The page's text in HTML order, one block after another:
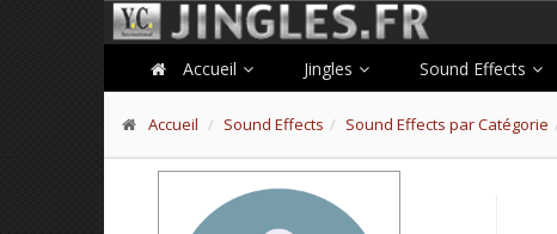
Accueil Jingles Sound Effects
Accueil Sound Effects Sound Effects par Catégorie